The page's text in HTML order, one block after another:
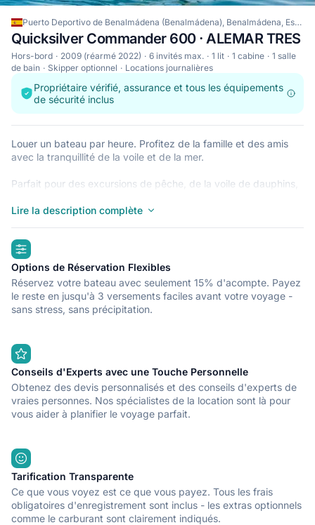
Puerto Deportivo de Benalmádena (Benalmádena), Benalmádena, Espagne
Quicksilver Commander 600 · ALEMAR TRES
Hors-bord 2009 (réarmé 2022) 6 invités max. 1 lit 1 cabine
1 salle
de bain
Skipper optionnel Locations journalières
Propriétaire vérifié, assurance et tous les équipements
de sécurité inclus
Louer un bateau par heure. Profitez de la famille et des amis
avec la tranquillité de la voile et de la mer.
Parfait pour des excursions de pêche, de la voile de dauphins,
admirant la côte du soleil.
Quicksilver de 6 mètres de longueur avec un moteur Mercury
de 115 cv et une capacité pour 6 personnes.
PRIX IMPROVÉS.
** Vous avez besoin d'un titre de navigation de base, mais
vous l'avez, appelez-nous et nous expliquons comment
Mercury F115 cv, radio USB Bluetooth avec haut-parleurs
externes, sonde GPS, escalier de bain, solarium avec sièges
rembourrés, pompe d'assèchement, casque auto-emptif, Bimini
toldo, Cañeros, ancrage, table d'étrave polyvalente, vide
automatique pour tambour de glace et de boisson,
Assurance responsabilité civile et responsabilité des
équipages.
Équipement de sécurité requis par la réglementation en
vigueur.
Lire la description complète
highlights
Options de Réservation Flexibles
Réservez votre bateau avec seulement 15% d'acompte. Payez
le reste en jusqu'à 3 versements faciles avant votre voyage -
sans stress, sans précipitation.
Conseils d'Experts avec une Touche Personnelle
Obtenez des devis personnalisés et des conseils d'experts de
vraies personnes. Nos spécialistes de la location sont là pour
vous aider à planifier le voyage parfait.
Tarification Transparente
Ce que vous voyez est ce que vous payez. Tous les frais
obligatoires d'enregistrement sont inclus - les extras optionnels
comme le carburant sont clairement indiqués.